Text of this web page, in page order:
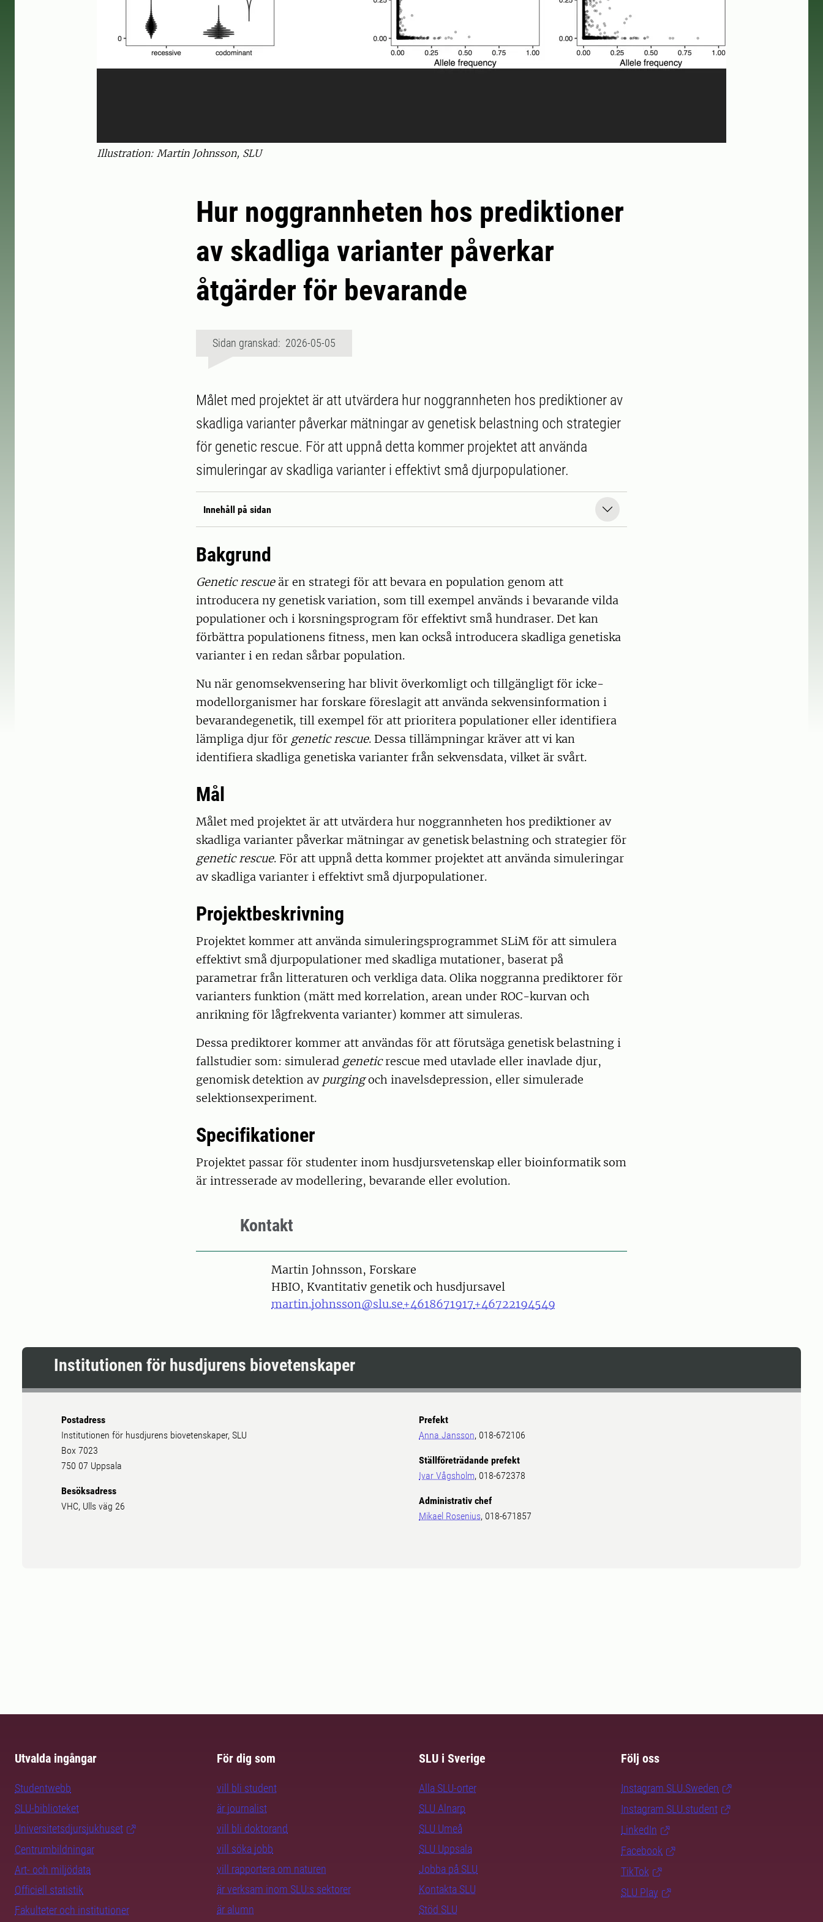
Illustration: Martin Johnsson, SLU
Hur noggrannheten hos prediktioner
av skadliga varianter påverkar
åtgärder för bevarande
Sidan granskad: 2026-05-05
Målet med projektet är att utvärdera hur noggrannheten hos prediktioner av
skadliga varianter påverkar mätningar av genetisk belastning och strategier
för genetic rescue. För att uppnå detta kommer projektet att använda
simuleringar av skadliga varianter i effektivt små djurpopulationer.
Innehåll på sidan
Bakgrund
Genetic rescueär en strategi för att bevara en population genom att
introducera ny genetisk variation, som till exempel används i bevarande vilda
populationer och i korsningsprogram för effektivt små hundraser. Det kan
förbättra populationens fitness, men kan också introducera skadliga genetiska
varianter i en redan sårbar population.
Nu när genomsekvensering har blivit överkomligt och tillgängligt för icke-
modellorganismer har forskare föreslagit att använda sekvensinformation i
bevarandegenetik, till exempel för att prioritera populationer eller identifiera
lämpliga djur för genetic rescue. Dessa tillämpningar kräver att vi kan
identifiera skadliga genetiska varianter från sekvensdata, vilket är svårt.
Mål
Målet med projektet är att utvärdera hur noggrannheten hos prediktioner av
skadliga varianter påverkar mätningar av genetisk belastning och strategier för
genetic rescue. För att uppnå detta kommer projektet att använda simuleringar
av skadliga varianter i effektivt små djurpopulationer.
Projektbeskrivning
Projektet kommer att använda simuleringsprogrammet SLiM för att simulera
effektivt små djurpopulationer med skadliga mutationer, baserat på
parametrar från litteraturen och verkliga data. Olika noggranna prediktorer för
varianters funktion (mätt med korrelation, arean under ROC-kurvan och
anrikning för lågfrekventa varianter) kommer att simuleras.
Dessa prediktorer kommer att användas för att förutsäga genetisk belastning i
fallstudier som: simulerad geneticrescue med utavlade eller inavlade djur,
genomisk detektion av purgingoch inavelsdepression, eller simulerade
selektionsexperiment.
Specifikationer
Projektet passar för studenter inom husdjursvetenskap eller bioinformatik som
är intresserade av modellering, bevarande eller evolution.
Kontakt
PersonMartin Johnsson, Forskare
HBIO, Kvantitativ genetik och husdjursavel
martin.johnsson@slu.se+4618671917+46722194549
Institutionen för husdjurens biovetenskaper
Postadress
Institutionen för husdjurens biovetenskaper, SLU
Box 7023
750 07 Uppsala
Besöksadress
VHC, Ulls väg 26
Prefekt
Anna Jansson, 018-672106
Ställföreträdande prefekt
Ivar Vågsholm, 018-672378
Administrativ chef
Mikael Rosenius, 018-671857
Utvalda ingångar
Studentwebb
SLU-biblioteket
Universitetsdjursjukhuset
Centrumbildningar
Art- och miljödata
Officiell statistik
Fakulteter och institutioner
För dig som
vill bli student
är journalist
vill bli doktorand
vill söka jobb
vill rapportera om naturen
är verksam inom SLU:s sektorer
är alumn
SLU i Sverige
Alla SLU-orter
SLU Alnarp
SLU Umeå
SLU Uppsala
Jobba på SLU
Kontakta SLU
Stöd SLU
Följ oss
Instagram SLU.Sweden
Instagram SLU.student
LinkedIn
Facebook
TikTok
SLU Play